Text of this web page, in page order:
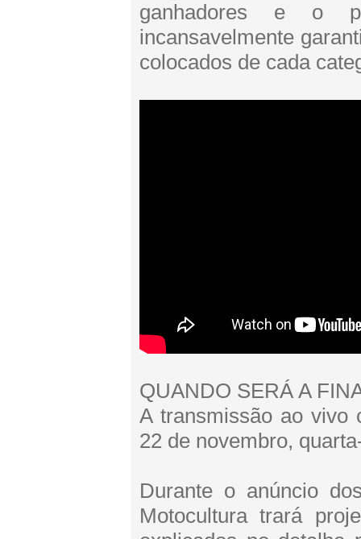
ganhadores e o
incansavelmente
colocados de cada
QUANDO SERÁ A
A transmissão ao vivo
22 de novembro,
Durante o anúncio
Motocultura trará